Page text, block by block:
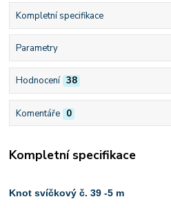
Kompletní specifikace
Parametry
Hodnocení 38
Komentáře 0
Kompletní specifikace
Knot svíčkový č. 39 -5 m